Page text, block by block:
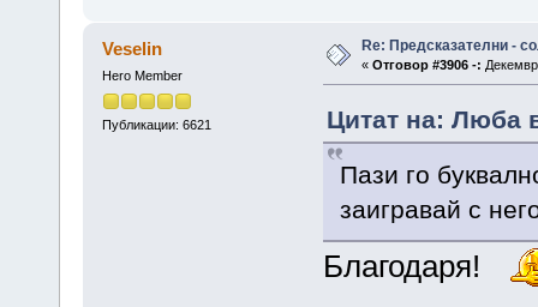
Veselin
Hero Member
Публикации: 6621
Re: Предсказателни -
« Отговор #3906 -:
Цитат на: Люба
Пази го
заигравай с
Благодаря!